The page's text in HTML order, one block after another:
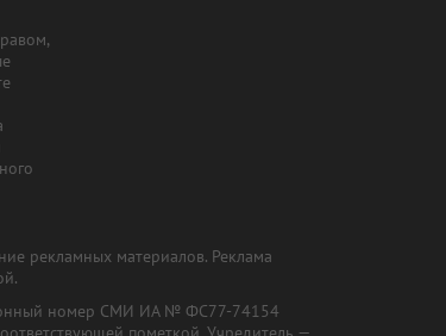
рекламных материалов. Реклама
номер СМИ ИА № ФС77-74154